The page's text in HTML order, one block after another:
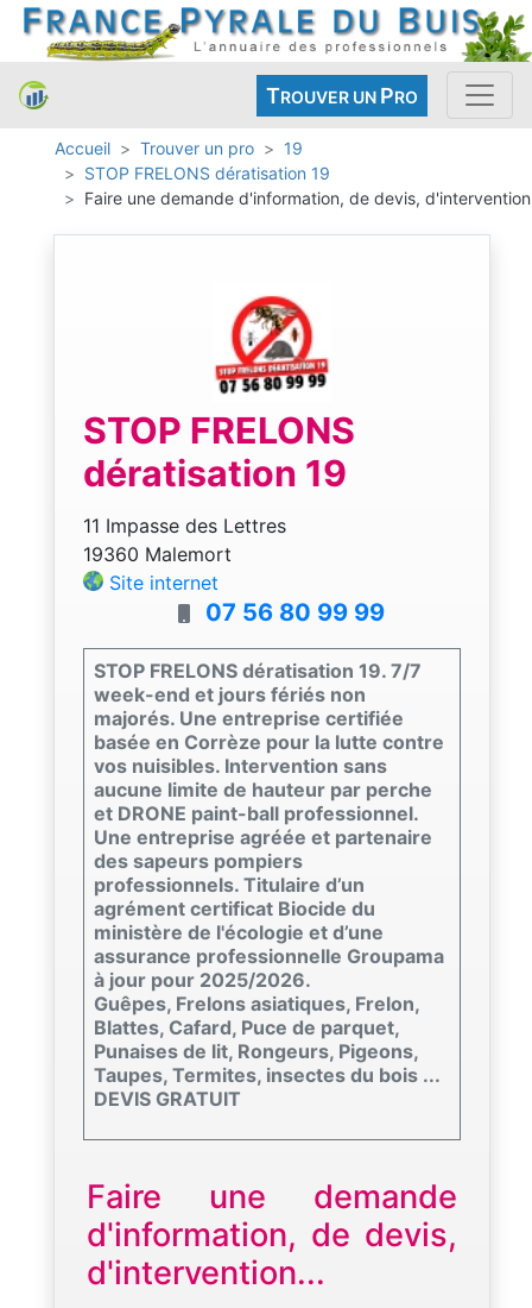
TROUVER UN PRO
Accueil Trouver un pro
19
STOP FRELONS dératisation 19
Faire une demande d'information, de devis, d'intervention
STOP FRELONS
dératisation 19
11 Impasse des Lettres
19360 Malemort
Site internet
07 56 80 99 99
STOP FRELONS dératisation 19. 7/7
week-end et jours fériés non
majorés. Une entreprise certifiée
basée en Corrèze pour la lutte contre
vos nuisibles. Intervention sans
aucune limite de hauteur par perche
et DRONE paint-ball professionnel.
Une entreprise agréée et partenaire
des sapeurs pompiers
professionnels. Titulaire d’un
agrément certificat Biocide du
ministère de l'écologie et d’une
assurance professionnelle Groupama
à jour pour 2025/2026.
Guêpes, Frelons asiatiques, Frelon,
Blattes, Cafard, Puce de parquet,
Punaises de lit, Rongeurs, Pigeons,
Taupes, Termites, insectes du bois ...
DEVIS GRATUIT
Faire une demande
d'information, de devis,
d'intervention...